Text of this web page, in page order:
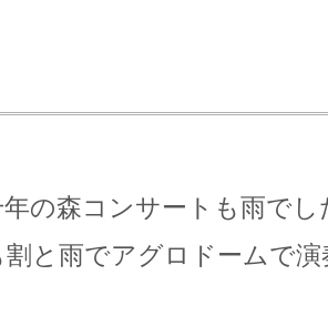
の森コンサートも雨でし
と雨でアグロドームで